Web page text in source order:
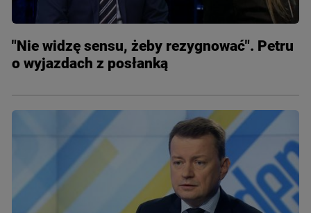
"Nie widzę sensu, żeby rezygnować". Petru
o wyjazdach z posłanką